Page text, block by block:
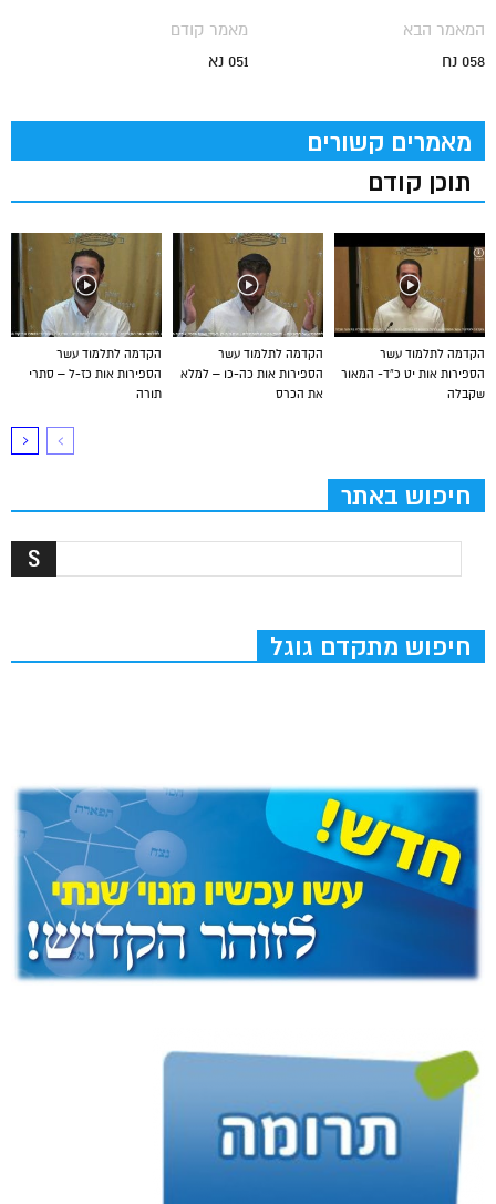
מאמר קודם
051 נא
המאמר הבא
058 נח
מאמרים קשורים
תוכן קודם
הקדמה לתלמוד עשר
הספירות אות כז-ל – סתרי
תורה
הקדמה לתלמוד עשר
הספירות אות כה-כו – למלא
את הכרס
הקדמה לתלמוד עשר
הספירות אות יט כ”ד- המאור
שקבלה
חיפוש באתר
חיפוש מתקדם גוגל